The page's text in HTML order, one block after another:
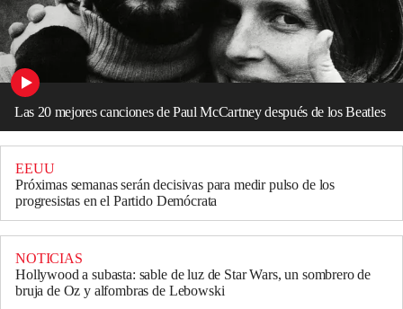
Las 20 mejores canciones de Paul McCartney después de los Beatles
EEUU
Próximas semanas serán decisivas para medir pulso de los
progresistas en el Partido Demócrata
NOTICIAS
Hollywood a subasta: sable de luz de Star Wars, un sombrero de
bruja de Oz y alfombras de Lebowski